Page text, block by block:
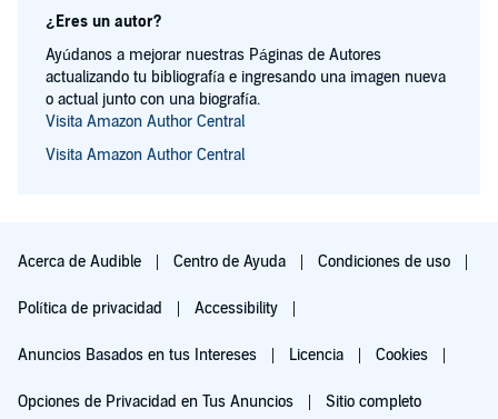
¿Eres un autor?
Ayúdanos a mejorar nuestras Páginas de Autores
actualizando tu bibliografía e ingresando una imagen nueva
o actual junto con una biografía.
Visita Amazon Author Central
Visita Amazon Author Central
Acerca de Audible Centro de Ayuda Condiciones de uso
Política de privacidad Accessibility
Anuncios Basados en tus Intereses Licencia Cookies
Opciones de Privacidad en Tus Anuncios Sitio completo